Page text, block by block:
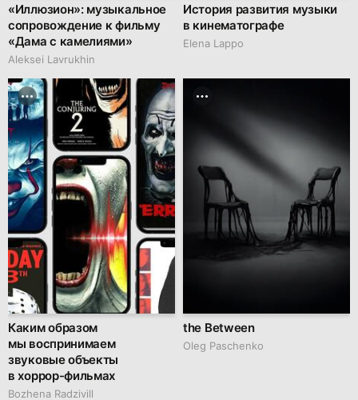
«Иллюзион»: музыкальное
сопровождение к фильму
«Дама с камелиями»
Aleksei Lavrukhin
История развития музыки
в кинематографе
Elena Lappo
Каким образом
мы воспринимаем
звуковые объекты
в хоррор-фильмах
Bozhena Radzivill
the Between
Oleg Paschenko